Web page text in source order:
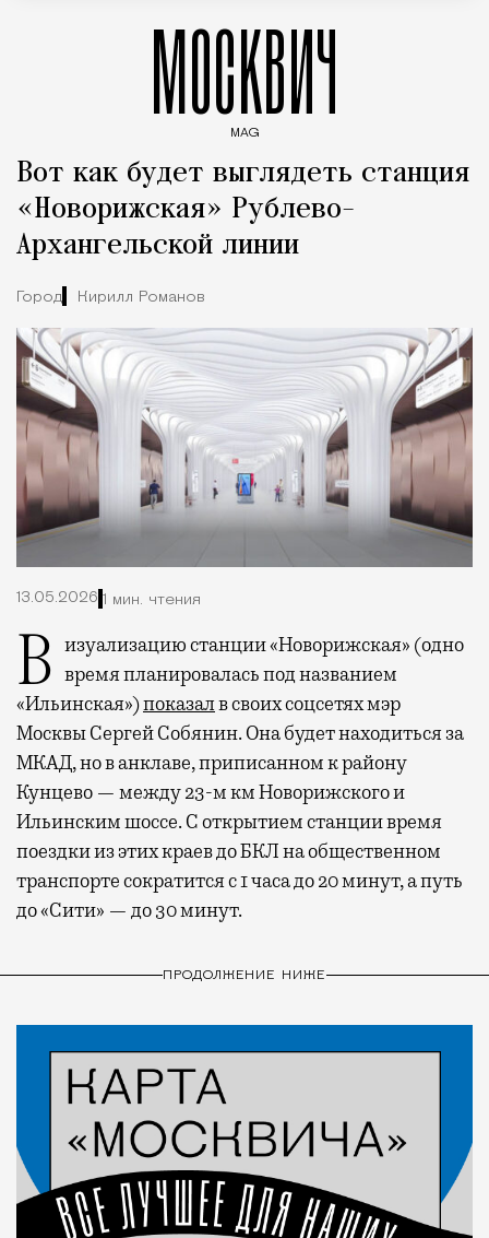
МОСКВИЧ
MAG
Вот как будет выглядеть станция
«Новорижская» Рублево-
Архангельской линии
Город Кирилл Романов
13.05.2026 1 мин. чтения
Визуализацию станции «Новорижская» (одно время планировалась под названием
«Ильинская»)показалв своих соцсетях мэр
Москвы Сергей Собянин. Она будет находиться за
МКАД, но в анклаве, приписанном к району
Кунцево — между 23-м км Новорижского и
Ильинским шоссе. С открытием станции время
поездки из этих краев до БКЛ на общественном
транспорте сократится с 1 часа до 20 минут, а путь
до «Сити» — до 30 минут.
ПРОДОЛЖЕНИЕ НИЖЕ